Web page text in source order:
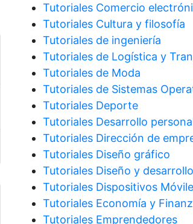
Tutoriales Comercio
Tutoriales Cultura y filosofía
Tutoriales de ingeniería
Tutoriales de Logística y
Tutoriales de Moda
Tutoriales de Sistemas
Tutoriales Deporte
Tutoriales Desarrollo
Tutoriales Dirección de
Tutoriales Diseño gráfico
Tutoriales Diseño y
Tutoriales Dispositivos
Tutoriales Economía y
Tutoriales Emprendedores